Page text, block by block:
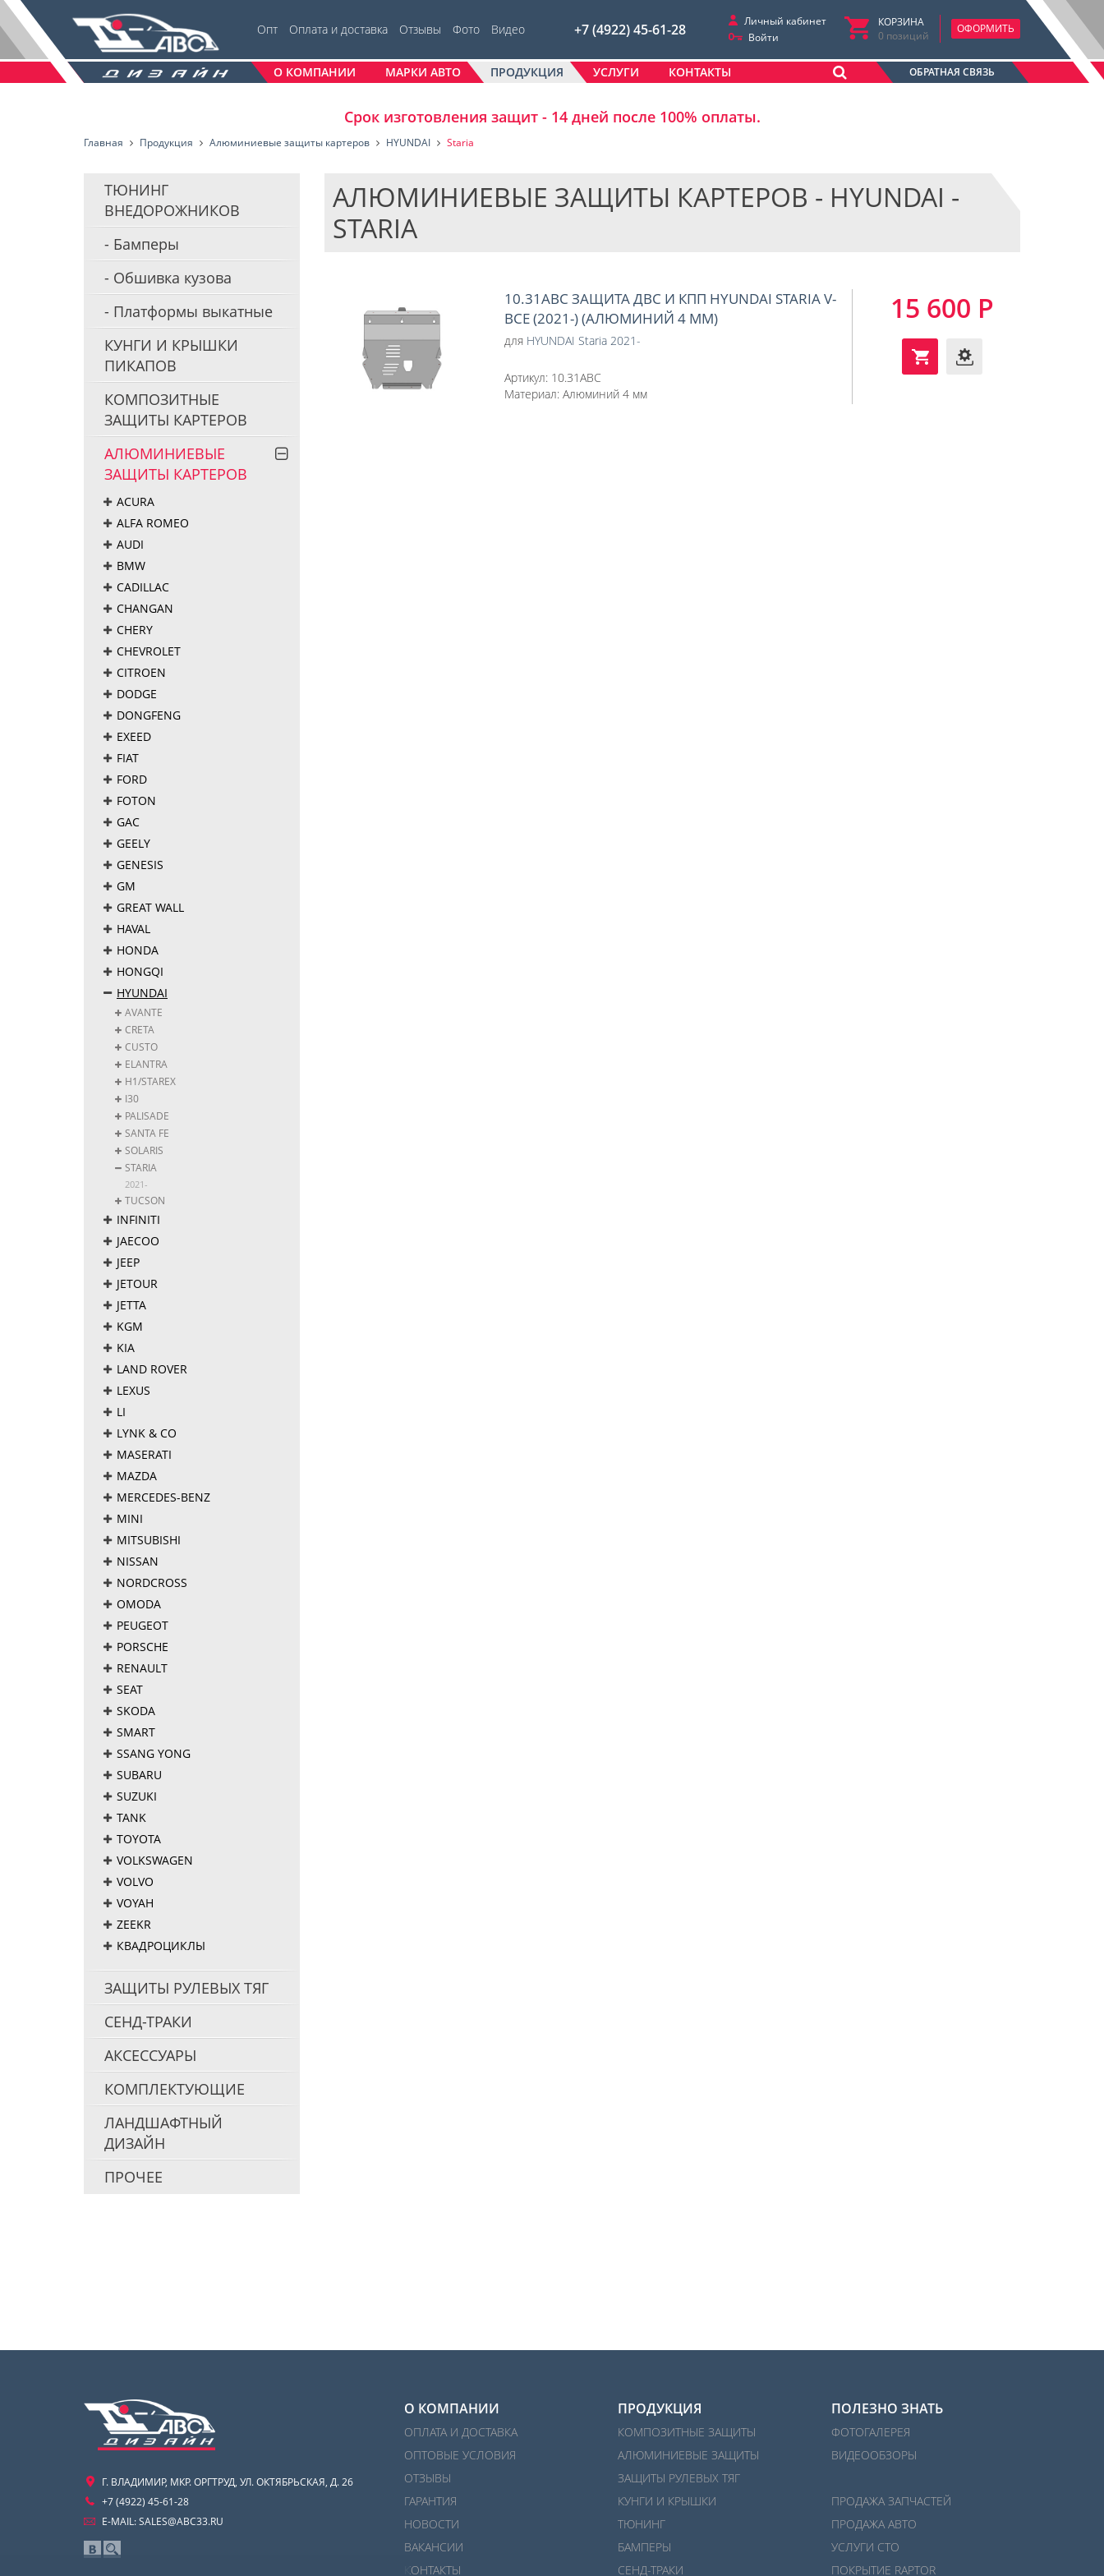
Опт Оплата и доставка Отзывы Фото Видео +7 (4922) 45-61-28
Личный кабинет
Войти
КОРЗИНА
0 позиций
ОФОРМИТЬ
О КОМПАНИИ МАРКИ АВТО ПРОДУКЦИЯ УСЛУГИ КОНТАКТЫ ОБРАТНАЯ СВЯЗЬ
Срок изготовления защит - 14 дней после 100% оплаты.
Главная Продукция Алюминиевые защиты картеров HYUNDAI Staria
АЛЮМИНИЕВЫЕ ЗАЩИТЫ КАРТЕРОВ - HYUNDAI -
STARIA
ТЮНИНГ
ВНЕДОРОЖНИКОВ
Бамперы
Обшивка кузова
Платформы выкатные
КУНГИ И КРЫШКИ
ПИКАПОВ
КОМПОЗИТНЫЕ
ЗАЩИТЫ КАРТЕРОВ
АЛЮМИНИЕВЫЕ
ЗАЩИТЫ КАРТЕРОВ
ACURA
ALFA ROMEO
AUDI
BMW
CADILLAC
CHANGAN
CHERY
CHEVROLET
CITROEN
DODGE
DONGFENG
EXEED
FIAT
FORD
FOTON
GAC
GEELY
GENESIS
GM
GREAT WALL
HAVAL
HONDA
HONGQI
HYUNDAI
AVANTE
CRETA
CUSTO
ELANTRA
H1/STAREX
I30
PALISADE
SANTA FE
SOLARIS
STARIA
2021-
TUCSON
INFINITI
JAECOO
JEEP
JETOUR
JETTA
KGM
KIA
LAND ROVER
LEXUS
LI
LYNK & CO
MASERATI
MAZDA
MERCEDES-BENZ
MINI
MITSUBISHI
NISSAN
NORDCROSS
OMODA
PEUGEOT
PORSCHE
RENAULT
SEAT
SKODA
SMART
SSANG YONG
SUBARU
SUZUKI
TANK
TOYOTA
VOLKSWAGEN
VOLVO
VOYAH
ZEEKR
КВАДРОЦИКЛЫ
ЗАЩИТЫ РУЛЕВЫХ ТЯГ
СЕНД-ТРАКИ
АКСЕССУАРЫ
КОМПЛЕКТУЮЩИЕ
ЛАНДШАФТНЫЙ
ДИЗАЙН
ПРОЧЕЕ
10.31ABC ЗАЩИТА ДВС И КПП HYUNDAI STARIA V-
ВСЕ (2021-) (АЛЮМИНИЙ 4 ММ)
для HYUNDAI Staria 2021-
Артикул: 10.31ABC
Материал: Алюминий 4 мм
15 600 Р
Г. ВЛАДИМИР, МКР. ОРГТРУД, УЛ. ОКТЯБРЬСКАЯ, Д. 26
+7 (4922) 45-61-28
E-MAIL:SALES@ABC33.RU
О КОМПАНИИ
ОПЛАТА И ДОСТАВКА
ОПТОВЫЕ УСЛОВИЯ
ОТЗЫВЫ
ГАРАНТИЯ
НОВОСТИ
ВАКАНСИИ
КОНТАКТЫ
ПРОДУКЦИЯ
КОМПОЗИТНЫЕ ЗАЩИТЫ
АЛЮМИНИЕВЫЕ ЗАЩИТЫ
ЗАЩИТЫ РУЛЕВЫХ ТЯГ
КУНГИ И КРЫШКИ
ТЮНИНГ
БАМПЕРЫ
СЕНД-ТРАКИ
ПОЛЕЗНО ЗНАТЬ
ФОТОГАЛЕРЕЯ
ВИДЕООБЗОРЫ
ПРОДАЖА ЗАПЧАСТЕЙ
ПРОДАЖА АВТО
УСЛУГИ СТО
ПОКРЫТИЕ RAPTOR